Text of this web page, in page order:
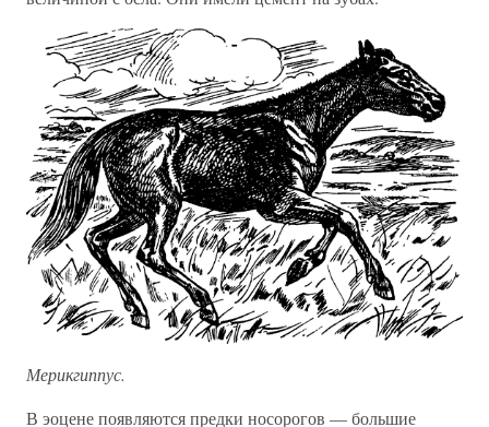
Мерикгиппус.
В эоцене появляются предки носорогов — большие